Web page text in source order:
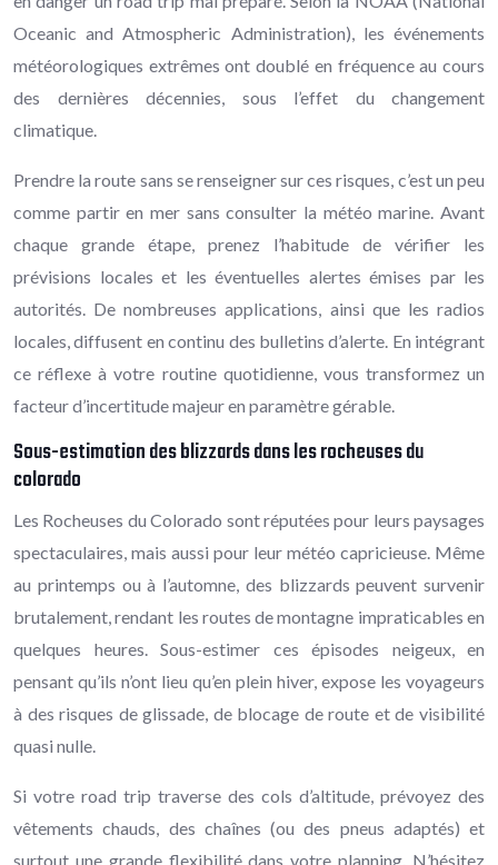
Oceanic and Atmospheric Administration), les événements
météorologiques extrêmes ont doublé en fréquence au cours
des dernières décennies, sous l’effet du changement
climatique.
Prendre la route sans se renseigner sur ces risques, c’est un peu
comme partir en mer sans consulter la météo marine. Avant
chaque grande étape, prenez l’habitude de vérifier les
prévisions locales et les éventuelles alertes émises par les
autorités. De nombreuses applications, ainsi que les radios
locales, diffusent en continu des bulletins d’alerte. En intégrant
ce réflexe à votre routine quotidienne, vous transformez un
facteur d’incertitude majeur en paramètre gérable.
Sous-estimation des blizzards dans les rocheuses du
colorado
Les Rocheuses du Colorado sont réputées pour leurs paysages
spectaculaires, mais aussi pour leur météo capricieuse. Même
au printemps ou à l’automne, des blizzards peuvent survenir
brutalement, rendant les routes de montagne impraticables en
quelques heures. Sous-estimer ces épisodes neigeux, en
pensant qu’ils n’ont lieu qu’en plein hiver, expose les voyageurs
à des risques de glissade, de blocage de route et de visibilité
quasi nulle.
Si votre road trip traverse des cols d’altitude, prévoyez des
vêtements chauds, des chaînes (ou des pneus adaptés) et
surtout une grande flexibilité dans votre planning. N’hésitez